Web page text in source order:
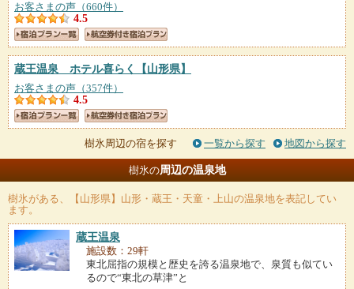
お客さまの声（660件）
4.5
蔵王温泉 ホテル喜らく 【山形県】
お客さまの声（357件）
4.5
樹氷周辺の宿を探す 一覧から探す 地図から探す
樹氷の周辺の温泉地
樹氷がある、【山形県】山形・蔵王・天童・上山の温泉地を表記してい
ます。
蔵王温泉
施設数：29軒
東北屈指の規模と歴史を誇る温泉地で、泉質も似てい
るので“東北の草津”と